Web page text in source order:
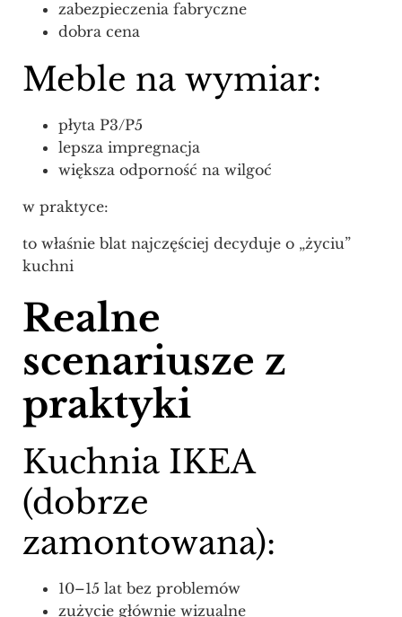
zabezpieczenia fabryczne
dobra cena
Meble na wymiar:
płyta P3/P5
lepsza impregnacja
większa odporność na wilgoć
w praktyce:
to właśnie blat najczęściej decyduje o „życiu”
kuchni
Realne
scenariusze z
praktyki
Kuchnia IKEA
(dobrze
zamontowana):
10–15 lat bez problemów
zużycie głównie wizualne